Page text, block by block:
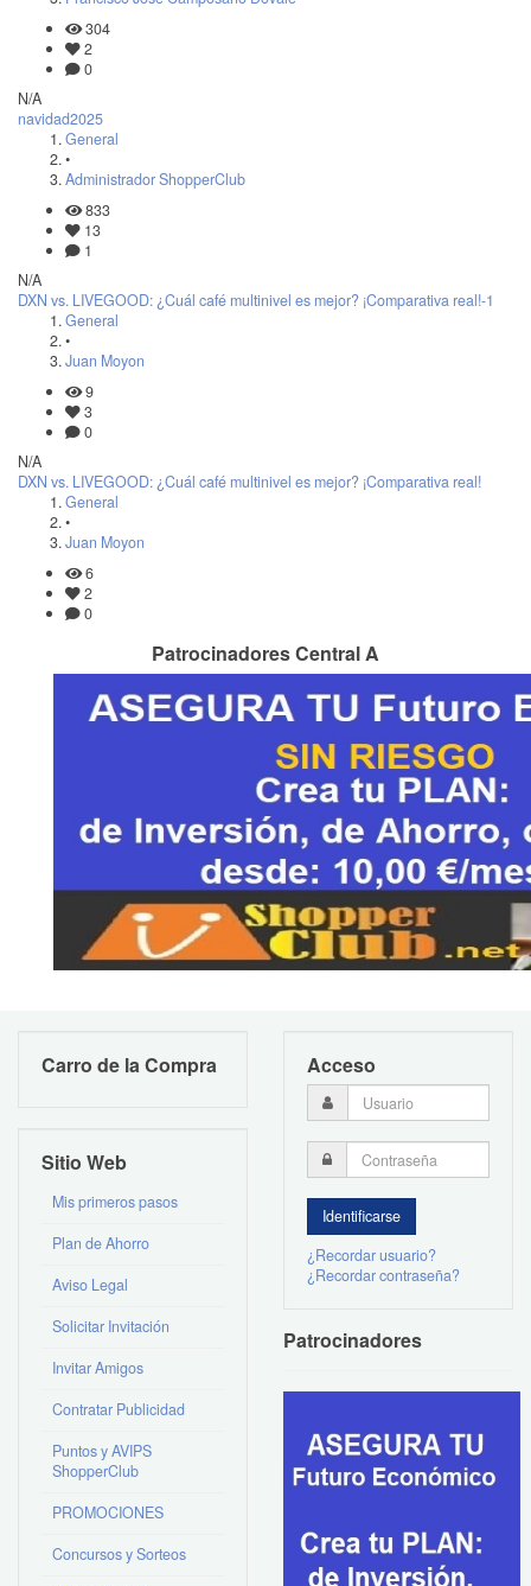
304
2
0
N/A
navidad2025
General
•
Administrador ShopperClub
833
13
1
N/A
DXN vs. LIVEGOOD: ¿Cuál café multinivel es mejor? ¡Comparativa real!-1
General
•
Juan Moyon
9
3
0
N/A
DXN vs. LIVEGOOD: ¿Cuál café multinivel es mejor? ¡Comparativa real!
General
•
Juan Moyon
6
2
0
Patrocinadores Central A
Carro de la Compra
Sitio Web
Mis primeros pasos
Plan de Ahorro
Aviso Legal
Solicitar Invitación
Invitar Amigos
Contratar Publicidad
Puntos y AVIPS
ShopperClub
PROMOCIONES
Concursos y Sorteos
Acceso
¿Recordar usuario?
¿Recordar contraseña?
Patrocinadores